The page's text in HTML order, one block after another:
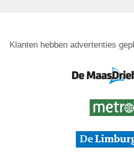
Klanten hebben advertenties